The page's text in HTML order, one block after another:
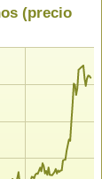
(precio